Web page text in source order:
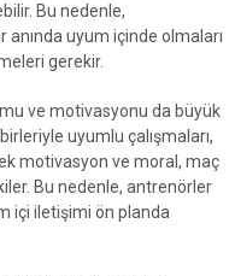
Bu nedenle,
uyum içinde olmaları
gerekir.
ve motivasyonu da büyük
uyumlu çalışmaları,
motivasyon ve moral, maç
Bu nedenle, antrenörler
içi iletişimi ön planda